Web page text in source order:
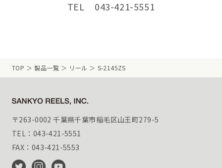
TEL 043-421-5551
TOP 製品一覧 リール S-2145ZS
〒263-0002 千葉県千葉市稲毛区山王町279-5
TEL：043-421-5551
FAX：043-421-5553